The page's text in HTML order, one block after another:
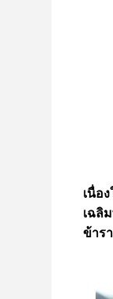
เนื่อ
เฉลิ
ข้าร